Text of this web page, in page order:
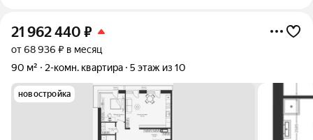
21 962 440 ₽
от 68 936 ₽ в месяц
90 м²
2-комн. квартира 5 этаж из 10
новостройка